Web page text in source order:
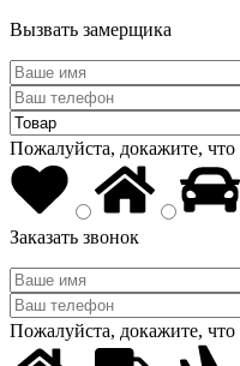
Вызвать замерщика
Пожалуйста, докажите,
Заказать звонок
Пожалуйста, докажите,